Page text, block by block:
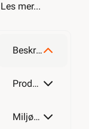
Les mer...
Beskrivelse
Produktdetaljer
Miljøparametere